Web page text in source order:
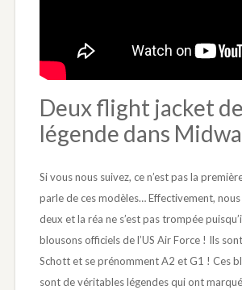
Deux flight jacket de
légende dans
Si vous nous suivez, ce n’est pas la
parle de ces modèles… Effectivement,
deux et la réa ne s’est pas trompée
blousons officiels de l’US Air Force ! Ils
Schott et se prénomment A2 et G1 ! Ces
sont de véritables légendes qui ont